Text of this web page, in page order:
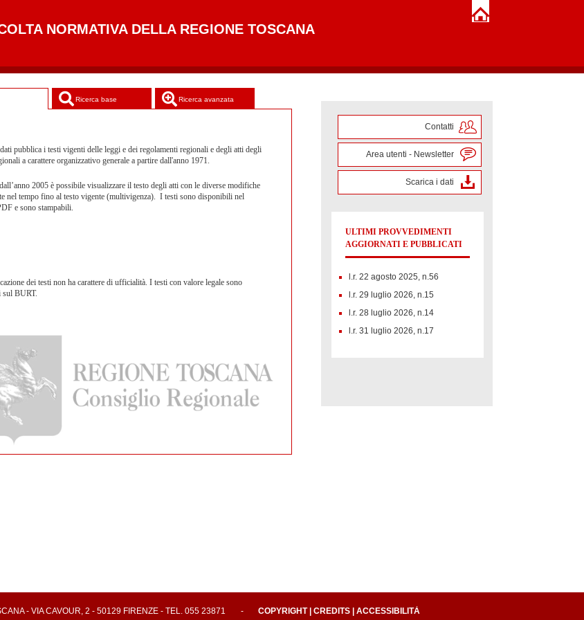
NORMATIVA DELLA REGIONE TOSCANA
Ricerca base Ricerca avanzata
pubblica i testi vigenti delle leggi e dei regolamenti regionali e degli atti degli
a carattere organizzativo generale a partire dall'anno 1971.
2005 è possibile visualizzare il testo degli atti con le diverse modifiche
nel tempo fino al testo vigente (multivigenza). I testi sono disponibili nel
e sono stampabili.
dei testi non ha carattere di ufficialità. I testi con valore legale sono
sul BURT.
Contatti
Area utenti - Newsletter
Scarica i dati
ULTIMI PROVVEDIMENTI
AGGIORNATI E PUBBLICATI
l.r. 22 agosto 2025, n.56
l.r. 29 luglio 2026, n.15
l.r. 28 luglio 2026, n.14
l.r. 31 luglio 2026, n.17
- VIA CAVOUR, 2 - 50129 FIRENZE - TEL. 055 23871 - COPYRIGHT|CREDITS |ACCESSIBILITÀ